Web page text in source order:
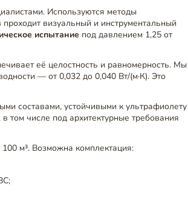
Используются методы
визуальный и инструментальный
испытание под давлением 1,25 от
её целостность и равномерность. Мы
— от 0,032 до 0,040 Вт/(м·К). Это
составами, устойчивыми к ультрафиолету
том числе под архитектурные требования
м³. Возможна комплектация: